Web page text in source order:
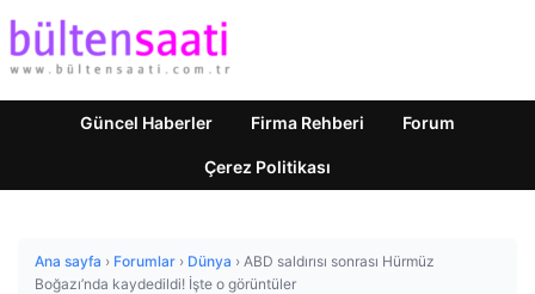
Güncel Haberler Firma Rehberi Forum
Çerez Politikası
Ana sayfa › Forumlar › Dünya › ABD saldırısı sonrası Hürmüz
Boğazı’nda kaydedildi! İşte o görüntüler